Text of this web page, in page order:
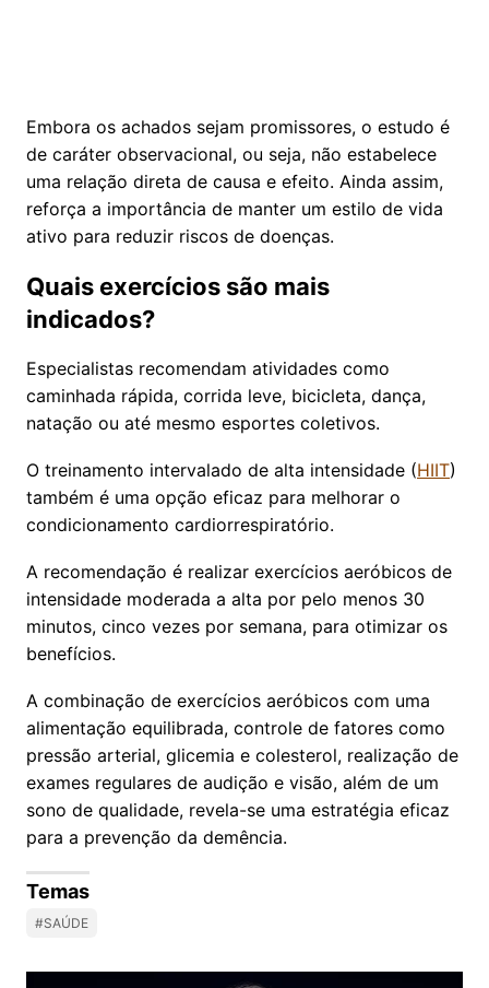
Embora os achados sejam promissores, o estudo é
de caráter observacional, ou seja, não estabelece
uma relação direta de causa e efeito. Ainda assim,
reforça a importância de manter um estilo de vida
ativo para reduzir riscos de doenças.
Quais exercícios são mais
indicados?
Especialistas recomendam atividades como
caminhada rápida, corrida leve, bicicleta, dança,
natação ou até mesmo esportes coletivos.
O treinamento intervalado de alta intensidade (HIIT)
também é uma opção eficaz para melhorar o
condicionamento cardiorrespiratório.
A recomendação é realizar exercícios aeróbicos de
intensidade moderada a alta por pelo menos 30
minutos, cinco vezes por semana, para otimizar os
benefícios.
A combinação de exercícios aeróbicos com uma
alimentação equilibrada, controle de fatores como
pressão arterial, glicemia e colesterol, realização de
exames regulares de audição e visão, além de um
sono de qualidade, revela-se uma estratégia eficaz
para a prevenção da demência.
Temas
#SAÚDE